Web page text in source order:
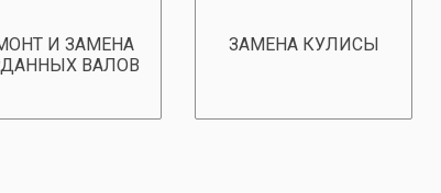
И ЗАМЕНА
ВАЛОВ
ЗАМЕНА КУЛИСЫ